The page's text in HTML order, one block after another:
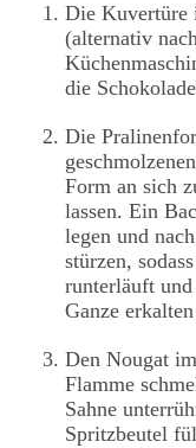
Die Kuvertüre
(alternativ
die
Die
Form an sich
lassen. Ein
legen und
stürzen,
runterläuft
Ganze
Den Nougat
Flamme
Sahne
Spritzbeutel